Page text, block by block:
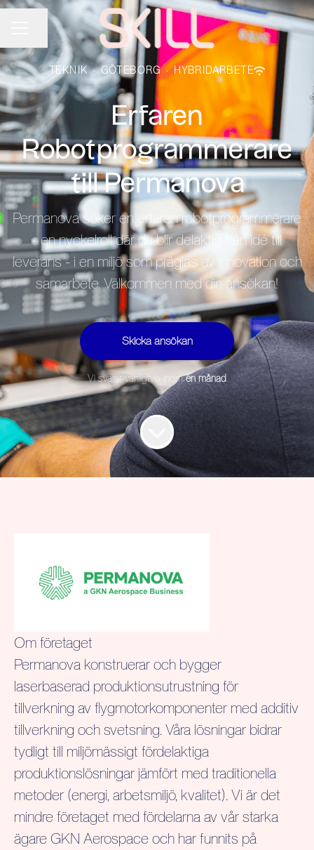
KARRIÄRMENY
Dela sidan
TEKNIK · GÖTEBORG · HYBRIDARBETE
Erfaren
Robotprogrammerare
till Permanova
Permanova söker en erfaren robotprogrammerare
- en nyckelroll där du blir delaktig från idé till
leverans - i en miljö som präglas av innovation och
samarbete. Välkommen med din ansökan!
Skicka ansökan
Vi svarar vanligtvis inomen månad
Om företaget
Permanova konstruerar och bygger
laserbaserad produktionsutrustning för
tillverkning av flygmotorkomponenter med additiv
tillverkning och svetsning. Våra lösningar bidrar
tydligt till miljömässigt fördelaktiga
produktionslösningar jämfört med traditionella
metoder (energi, arbetsmiljö, kvalitet). Vi är det
mindre företaget med fördelarna av vår starka
ägare GKN Aerospace och har funnits på